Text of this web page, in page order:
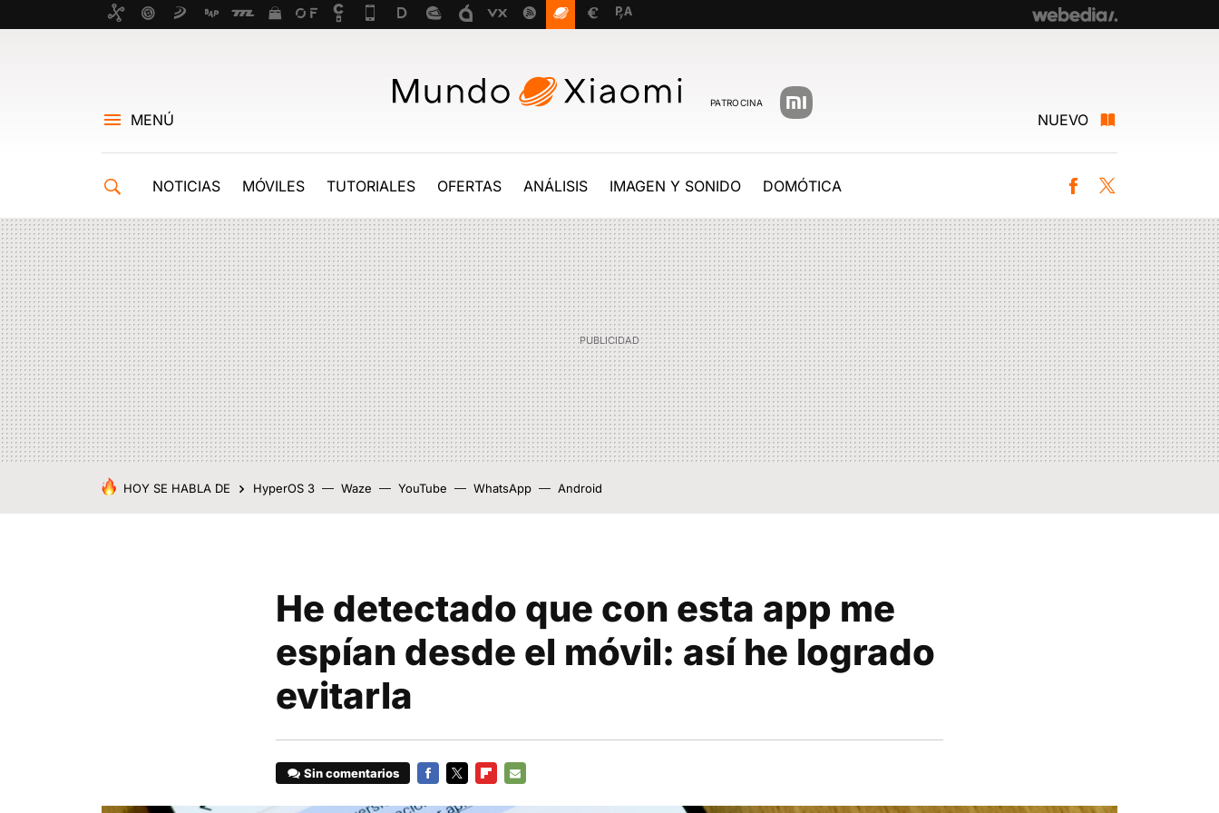
PATROCINA
MENÚ NUEVO
NOTICIAS MÓVILES TUTORIALES OFERTAS ANÁLISIS IMAGEN Y SONIDO DOMÓTICA Facebook
HOY SE HABLA DE HyperOS 3 Waze YouTube WhatsApp Android
He detectado que con esta app me
espían desde el móvil: así he logrado
evitarla
Sin comentarios